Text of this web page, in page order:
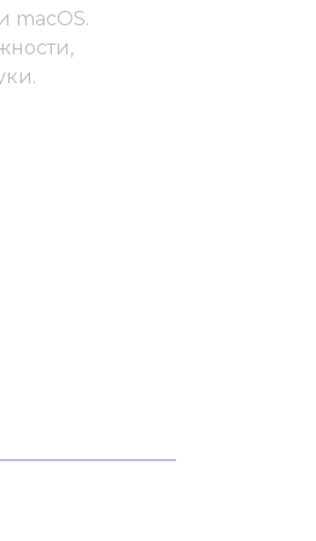
macOS.